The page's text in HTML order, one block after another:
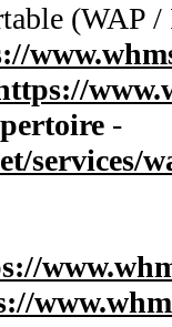
-
services/